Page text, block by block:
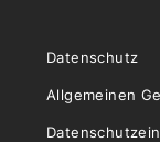
Datenschutz
Allgemeinen